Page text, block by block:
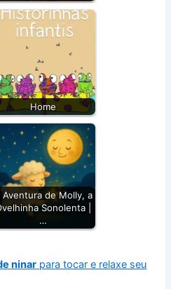
Home
Aventura de Molly, a
Sonolenta |
…
ninar para tocar e relaxe seu